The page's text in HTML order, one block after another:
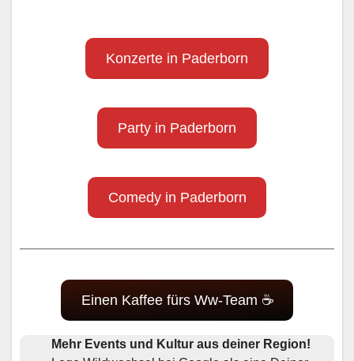
Konzerte in Paderborn
Party in Paderborn
Comedy in Paderborn
Einen Kaffee fürs Ww-Team ☕
Mehr Events und Kultur aus deiner Region!